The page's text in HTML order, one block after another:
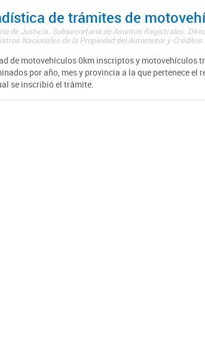
de trámites de
de Justicia. Subsecretaría de Asuntos Registrales.
Nacionales de la Propiedad del Automotor y Créditos
de motovehículos 0km inscriptos y motovehículos
por año, mes y provincia a la que pertenece el
se inscribió el trámite.